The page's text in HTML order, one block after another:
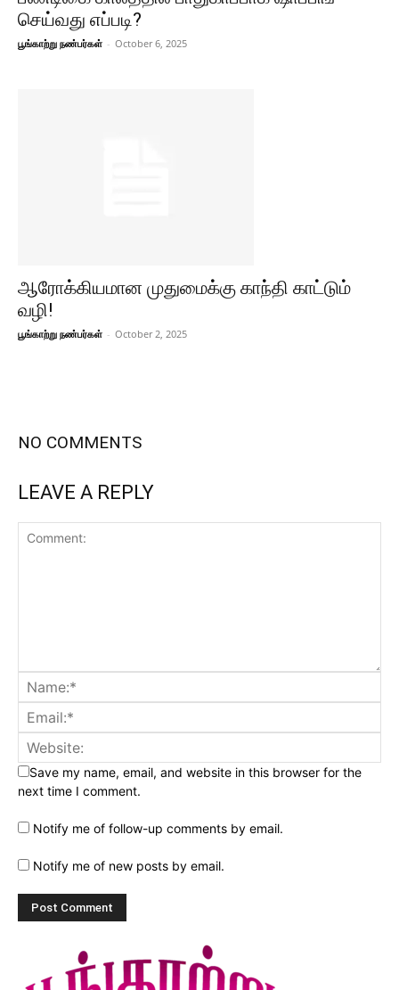
செய்வது எப்படி?
பூங்காற்று நண்பர்கள் - October 6, 2025
ஆரோக்கியமான முதுமைக்கு காந்தி காட்டும்
வழி!
பூங்காற்று நண்பர்கள் - October 2, 2025
NO COMMENTS
LEAVE A REPLY
Save my name, email, and website in this browser for the
next time I comment.
Notify me of follow-up comments by email.
Notify me of new posts by email.